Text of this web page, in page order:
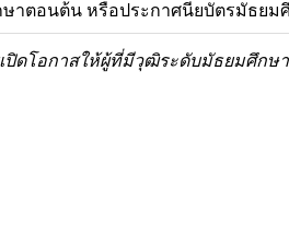
าตอนต้น หรือประกาศนียบัตรมัธยม
ดโอกาสให้ผู้ที่มีวุฒิระดับมัธยมศึกษ